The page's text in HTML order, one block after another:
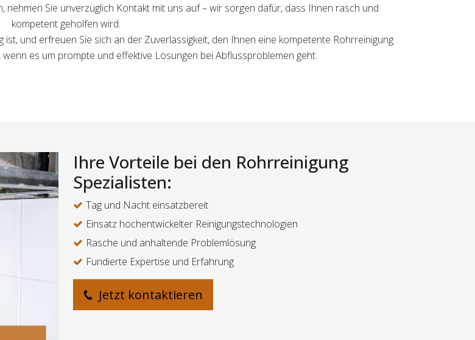
nehmen Sie unverzüglich Kontakt mit uns auf – wir sorgen dafür, dass Ihnen rasch und
kompetent geholfen wird.
und erfreuen Sie sich an der Zuverlässigkeit, den Ihnen eine kompetente Rohrreinigung
es um prompte und effektive Lösungen bei Abflussproblemen geht.
Ihre Vorteile bei den Rohrreinigung
Spezialisten:
Tag und Nacht einsatzbereit
Einsatz hochentwickelter Reinigungstechnologien
Rasche und anhaltende Problemlösung
Fundierte Expertise und Erfahrung
Jetzt kontaktieren